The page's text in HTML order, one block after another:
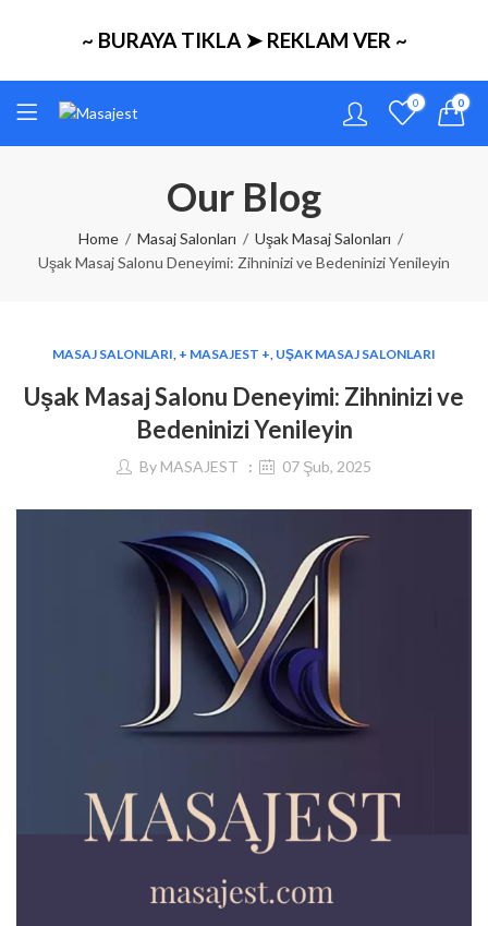
~ BURAYA TIKLA ➤ REKLAM VER ~
0 0
Our Blog
Home Masaj Salonları
Uşak Masaj Salonları
Uşak Masaj Salonu Deneyimi: Zihninizi ve Bedeninizi Yenileyin
MASAJ SALONLARI, + MASAJEST +, UŞAK MASAJ SALONLARI
Uşak Masaj Salonu Deneyimi: Zihninizi ve
Bedeninizi Yenileyin
By MASAJEST 07 Şub, 2025